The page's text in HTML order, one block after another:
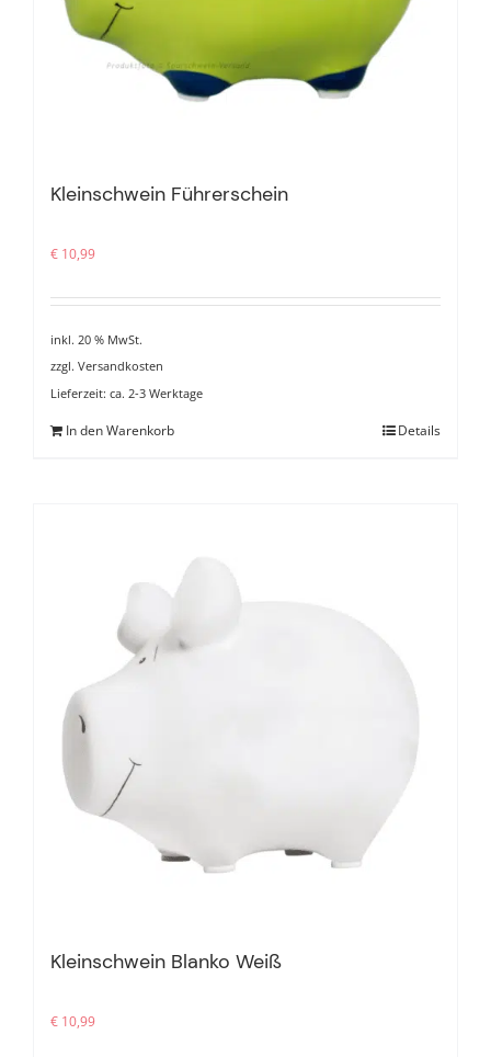
Kleinschwein Führerschein
€ 10,99
inkl. 20 % MwSt.
zzgl. Versandkosten
Lieferzeit: ca. 2-3 Werktage
In den Warenkorb Details
Kleinschwein Blanko Weiß
€ 10,99